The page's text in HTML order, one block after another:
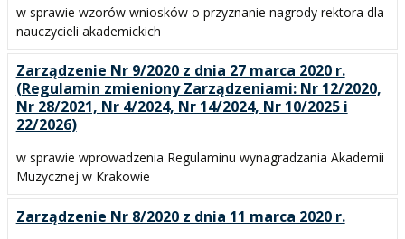
w sprawie wzorów wniosków o przyznanie nagrody rektora dla
nauczycieli akademickich
Zarządzenie Nr 9/2020 z dnia 27 marca 2020 r.
(Regulamin zmieniony Zarządzeniami: Nr 12/2020,
Nr 28/2021, Nr 4/2024, Nr 14/2024, Nr 10/2025 i
22/2026)
w sprawie wprowadzenia Regulaminu wynagradzania Akademii
Muzycznej w Krakowie
Zarządzenie Nr 8/2020 z dnia 11 marca 2020 r.